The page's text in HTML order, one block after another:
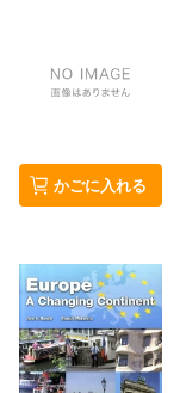
かごに入れる